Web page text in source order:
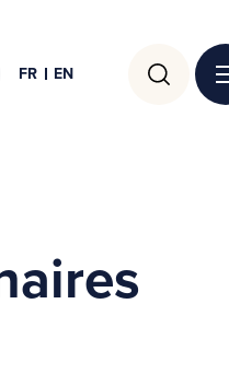
FR EN
Rechercher :